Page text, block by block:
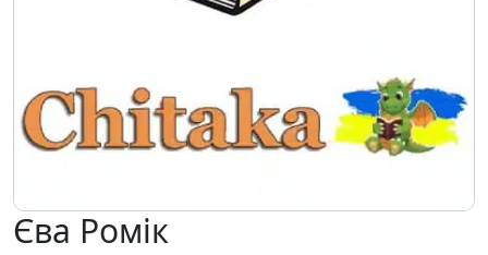
Єва Ромік